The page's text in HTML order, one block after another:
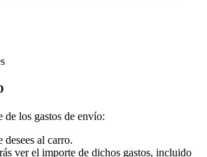
de los gastos de envío:
al carro.
ver el importe de dichos gastos, incluido